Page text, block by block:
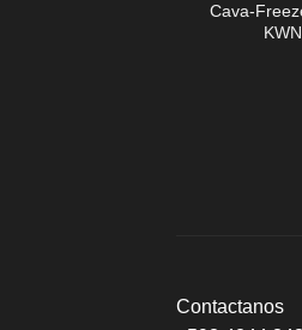
Cava-
Contactanos